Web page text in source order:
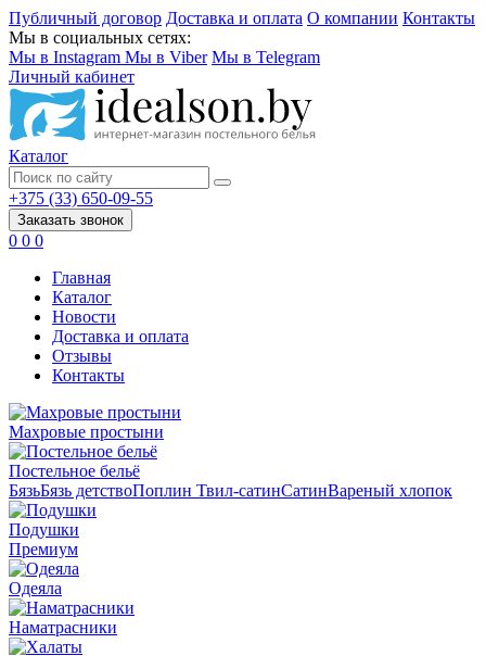
Публичный договор Доставка и оплата О компании Контакты
Мы в социальных сетях:
Мы в Instagram Мы в Viber Мы в Telegram
Личный кабинет
Каталог
+375 (33) 650-09-55
Заказать звонок
0 0 0
Главная
Каталог
Новости
Доставка и оплата
Отзывы
Контакты
Махровые простыни
Постельное бельё
БязьБязь детствоПоплин Твил-сатинСатинВареный хлопок
Подушки
Премиум
Одеяла
Наматрасники